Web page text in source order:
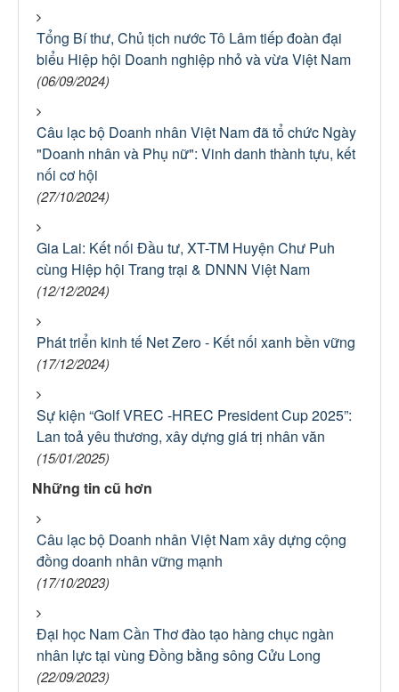
Tổng Bí thư, Chủ tịch nước Tô Lâm tiếp đoàn đại
biểu Hiệp hội Doanh nghiệp nhỏ và vừa Việt Nam
(06/09/2024)
Câu lạc bộ Doanh nhân Việt Nam đã tổ chức Ngày
"Doanh nhân và Phụ nữ": Vinh danh thành tựu, kết
nối cơ hội
(27/10/2024)
Gia Lai: Kết nối Đầu tư, XT-TM Huyện Chư Puh
cùng Hiệp hội Trang trại & DNNN Việt Nam
(12/12/2024)
Phát triển kinh tế Net Zero - Kết nối xanh bền vững
(17/12/2024)
Sự kiện “Golf VREC -HREC President Cup 2025”:
Lan toả yêu thương, xây dựng giá trị nhân văn
(15/01/2025)
Những tin cũ hơn
Câu lạc bộ Doanh nhân Việt Nam xây dựng cộng
đồng doanh nhân vững mạnh
(17/10/2023)
Đại học Nam Cần Thơ đào tạo hàng chục ngàn
nhân lực tại vùng Đồng bằng sông Cửu Long
(22/09/2023)